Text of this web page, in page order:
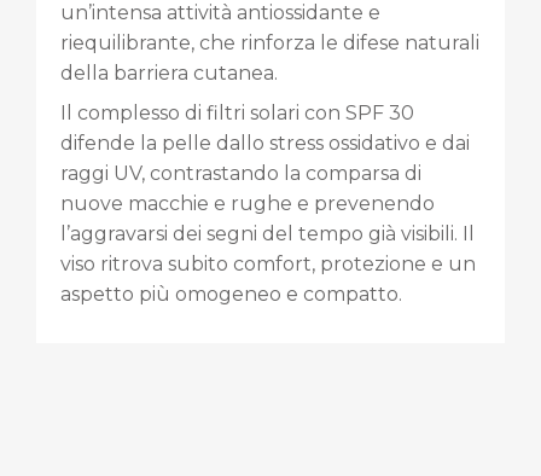
un’intensa attività antiossidante e
riequilibrante, che rinforza le difese naturali
della barriera cutanea.
Il complesso di filtri solari con SPF 30
difende la pelle dallo stress ossidativo e dai
raggi UV, contrastando la comparsa di
nuove macchie e rughe e prevenendo
l’aggravarsi dei segni del tempo già visibili. Il
viso ritrova subito comfort, protezione e un
aspetto più omogeneo e compatto.